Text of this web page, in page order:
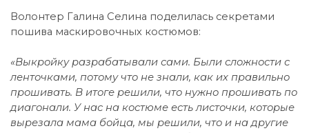
Волонтер Галина Селина поделилась секретами
пошива маскировочных костюмов:
«Выкройку разрабатывали сами. Были сложности с
ленточками, потому что не знали, как их правильно
прошивать. В итоге решили, что нужно прошивать по
диагонали. У нас на костюме есть листочки, которые
вырезала мама бойца, мы решили, что и на другие